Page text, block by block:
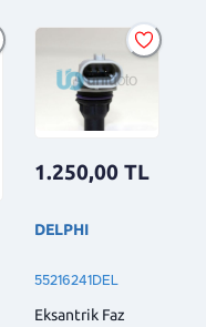
1.250,00 TL
DELPHI
55216241DEL
Eksantrik Faz